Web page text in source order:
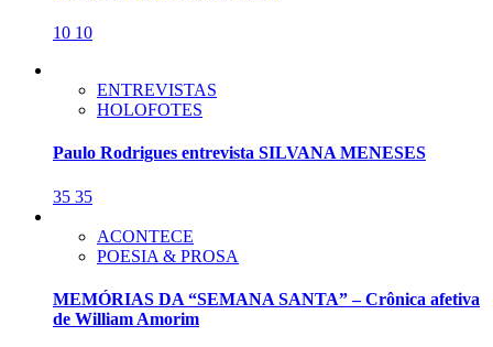
10 10
ENTREVISTAS
HOLOFOTES
Paulo Rodrigues entrevista SILVANA MENESES
35 35
ACONTECE
POESIA & PROSA
MEMÓRIAS DA “SEMANA SANTA” – Crônica afetiva
de William Amorim